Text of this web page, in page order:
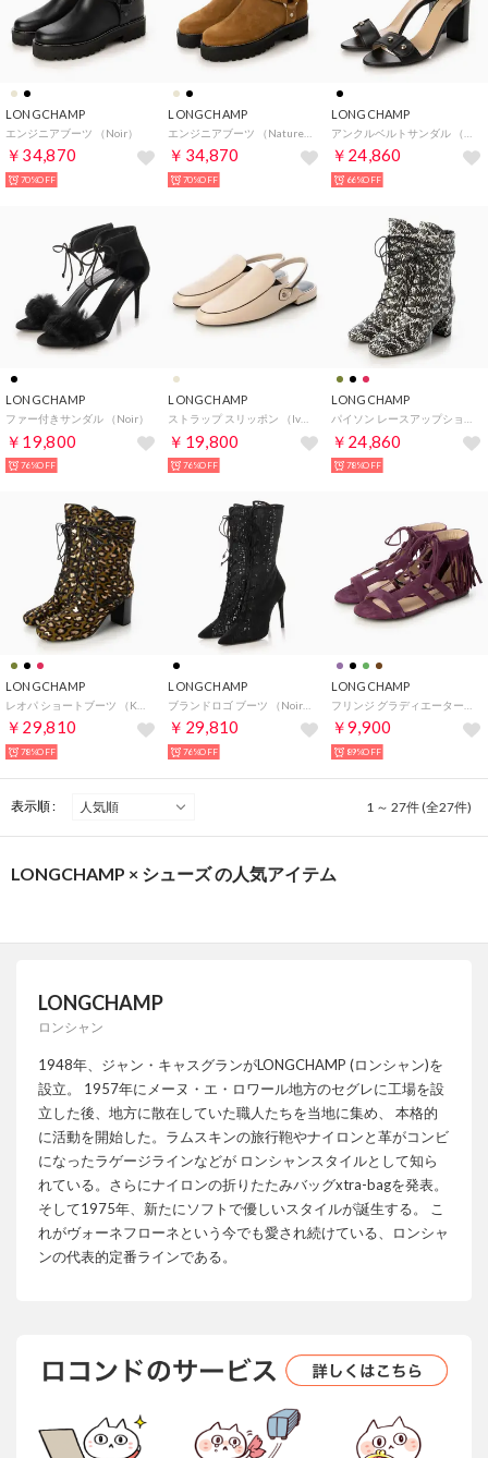
LONGCHAMP
エンジニアブーツ （Noir）
￥34,870
70%OFF
LONGCHAMP
￥34,870
70%OFF
LONGCHAMP
￥24,860
66%OFF
LONGCHAMP
ファー付きサンダル （Noir）
￥19,800
76%OFF
LONGCHAMP
￥19,800
76%OFF
LONGCHAMP
￥24,860
78%OFF
LONGCHAMP
￥29,810
78%OFF
LONGCHAMP
￥29,810
76%OFF
LONGCHAMP
￥9,900
89%OFF
表示順 : 1 ～ 27件 (全27件)
LONGCHAMP × シューズ の人気アイテム
LONGCHAMP
ロンシャン
1948年、ジャン・キャスグランがLONGCHAMP (ロンシャン)を
設立。 1957年にメーヌ・エ・ロワール地方のセグレに工場を設
立した後、地方に散在していた職人たちを当地に集め、 本格的
に活動を開始した。ラムスキンの旅行鞄やナイロンと革がコンビ
になったラゲージラインなどが ロンシャンスタイルとして知ら
れている。さらにナイロンの折りたたみバッグxtra-bagを発表。
そして1975年、新たにソフトで優しいスタイルが誕生する。 こ
れがヴォーネフローネという今でも愛され続けている、ロンシャ
ンの代表的定番ラインである。